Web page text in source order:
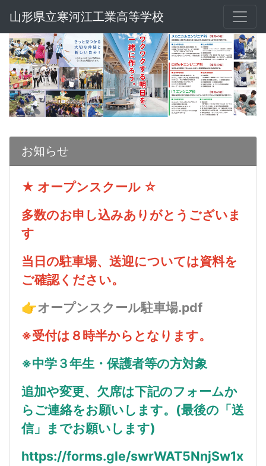
山形県立寒河江工業高等学校
お知らせ
★ オープンスクール ☆
多数のお申し込みありがとうございま
す
当日の駐車場、送迎については資料を
ご確認ください。
👉オープンスクール駐車場.pdf
※受付は８時半からとなります。
※中学３年生・保護者等の方対象
追加や変更、欠席は下記のフォームか
らご連絡をお願いします。(最後の「送
信」までお願いします)
https://forms.gle/swrWAT5NnjSw1x